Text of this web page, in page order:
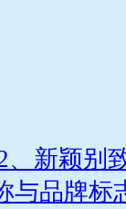
新颖别
与品牌标